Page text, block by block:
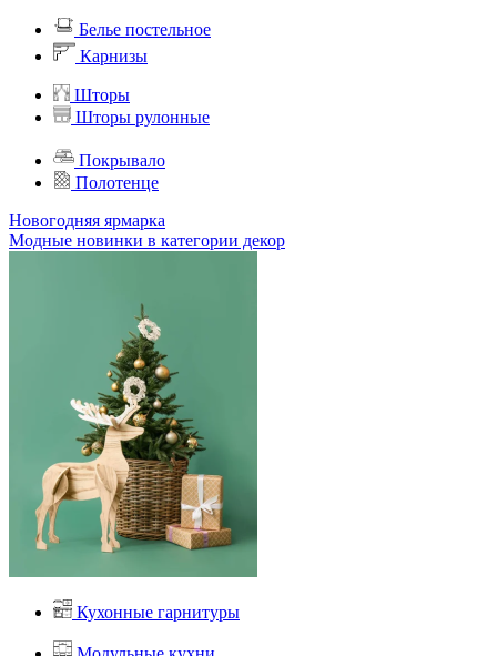
Белье постельное
Карнизы
Шторы
Шторы рулонные
Покрывало
Полотенце
Новогодняя ярмарка
Модные новинки в категории декор
Кухонные гарнитуры